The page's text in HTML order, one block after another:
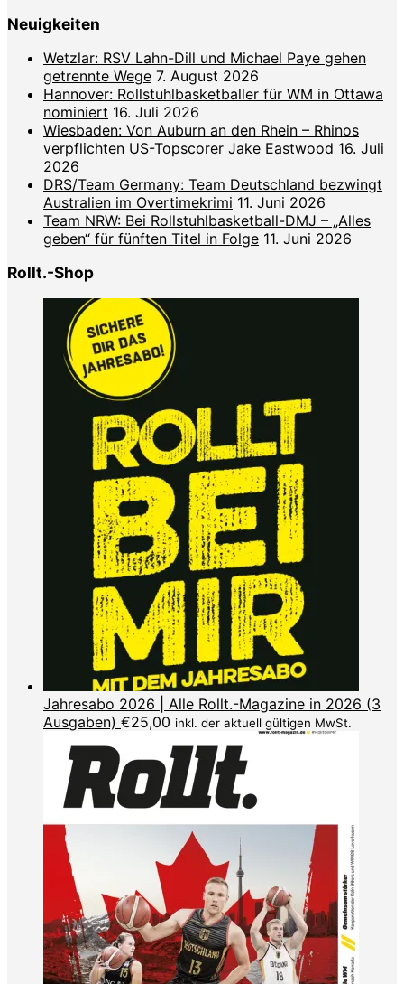
Neuigkeiten
Wetzlar: RSV Lahn-Dill und Michael Paye gehen
getrennte Wege 7. August 2026
Hannover: Rollstuhlbasketballer für WM in Ottawa
nominiert 16. Juli 2026
Wiesbaden: Von Auburn an den Rhein – Rhinos
verpflichten US-Topscorer Jake Eastwood 16. Juli
2026
DRS/Team Germany: Team Deutschland bezwingt
Australien im Overtimekrimi 11. Juni 2026
Team NRW: Bei Rollstuhlbasketball-DMJ – „Alles
geben“ für fünften Titel in Folge 11. Juni 2026
Rollt.-Shop
Jahresabo 2026 | Alle Rollt.-Magazine in 2026 (3
Ausgaben) €25,00 inkl. der aktuell gültigen MwSt.